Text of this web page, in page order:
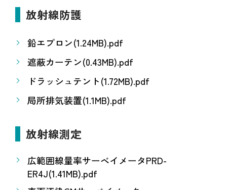
放射線防護
鉛エプロン(1.24MB).pdf
遮蔽カーテン(0.43MB).pdf
ドラッシュテント(1.72MB).pdf
局所排気装置(1.1MB).pdf
放射線測定
広範囲線量率サーベイメータPRD-
ER4J(1.41MB).pdf